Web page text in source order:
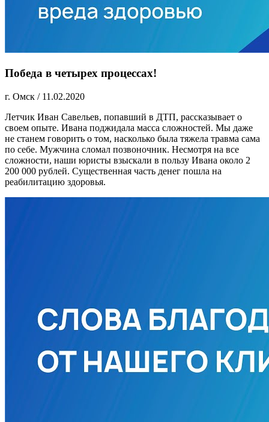
Победа в четырех процессах!
г. Омск / 11.02.2020
Летчик Иван Савельев, попавший в ДТП, рассказывает о
своем опыте. Ивана поджидала масса сложностей. Мы даже
не станем говорить о том, насколько была тяжела травма сама
по себе. Мужчина сломал позвоночник. Несмотря на все
сложности, наши юристы взыскали в пользу Ивана около 2
200 000 рублей. Существенная часть денег пошла на
реабилитацию здоровья.